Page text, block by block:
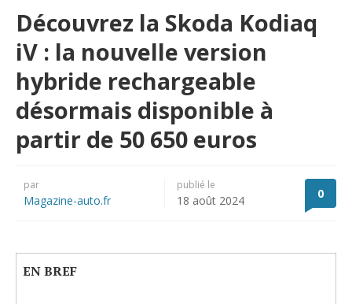
Découvrez la Skoda Kodiaq
iV : la nouvelle version
hybride rechargeable
désormais disponible à
partir de 50 650 euros
par
Magazine-auto.fr
publié le
18 août 2024 0
EN BREF